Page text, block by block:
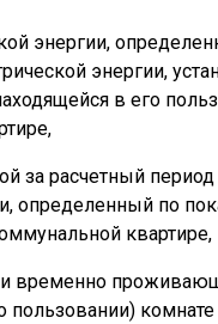
энергии,
энергии,
в его
за расчетный
определенный по
квартире,
и временно
пользовании)